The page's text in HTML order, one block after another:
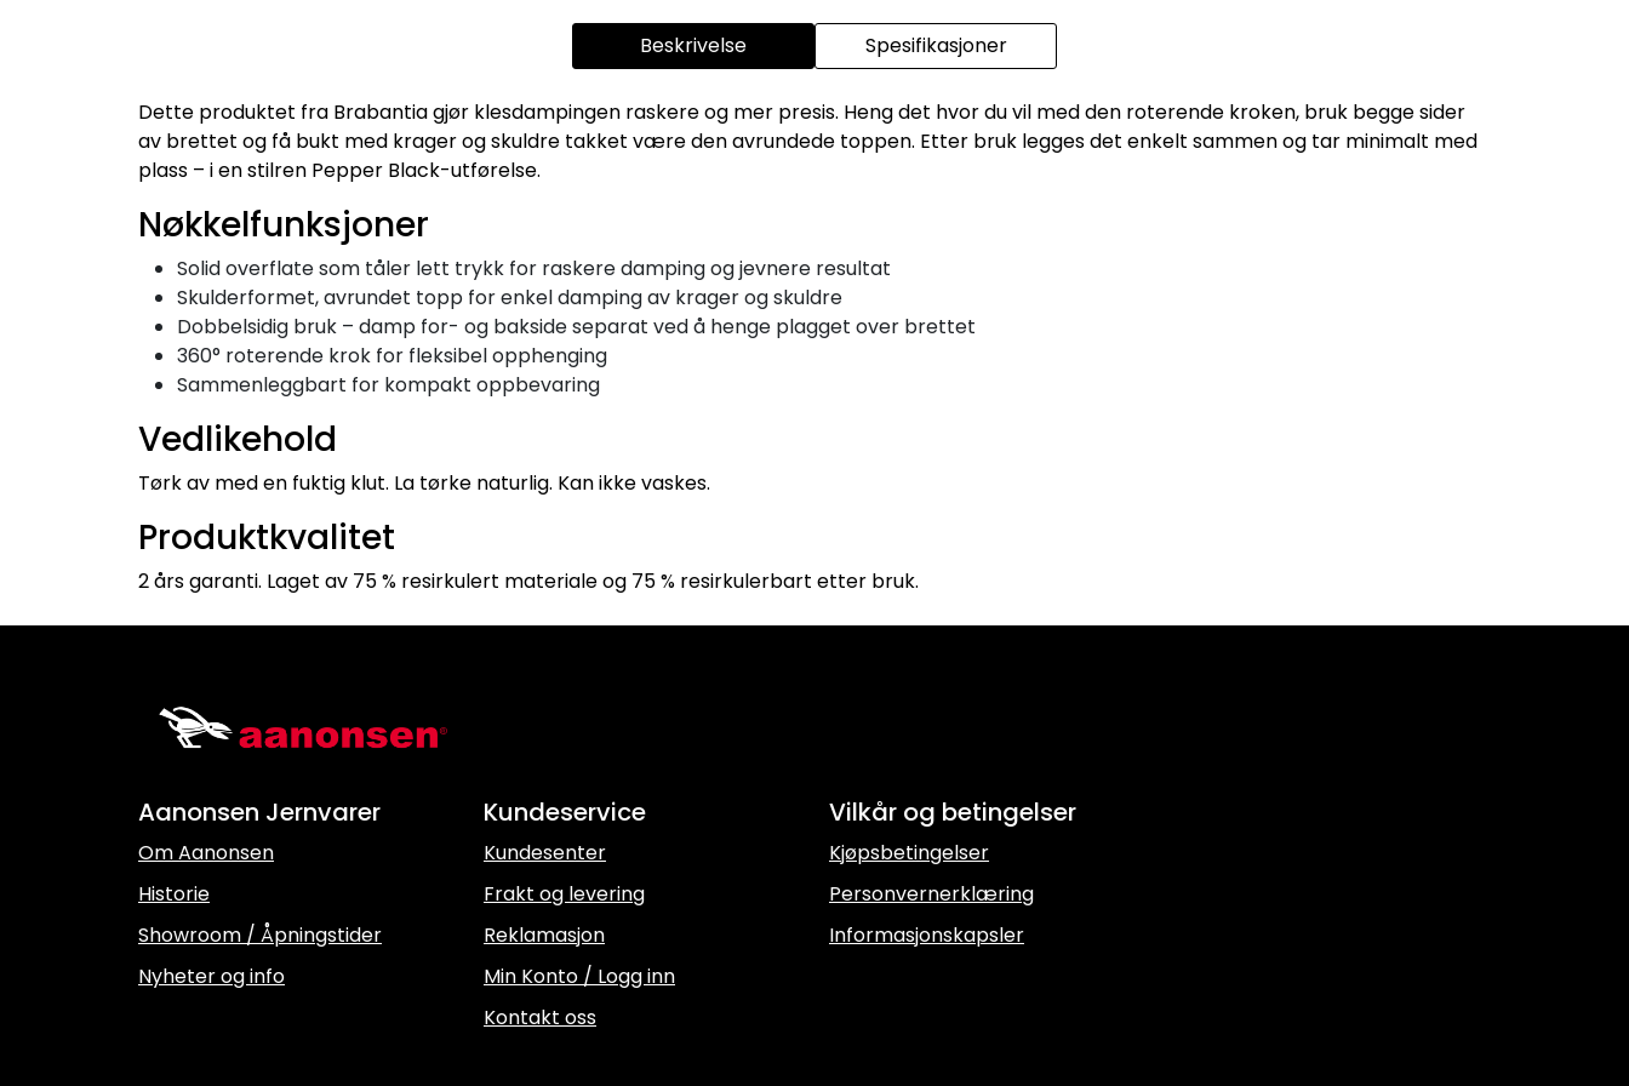
Beskrivelse Spesifikasjoner
Dette produktet fra Brabantia gjør klesdampingen raskere og mer presis. Heng det hvor du vil med den roterende kroken, bruk begge sider
av brettet og få bukt med krager og skuldre takket være den avrundede toppen. Etter bruk legges det enkelt sammen og tar minimalt med
plass – i en stilren Pepper Black-utførelse.
Nøkkelfunksjoner
Solid overflate som tåler lett trykk for raskere damping og jevnere resultat
Skulderformet, avrundet topp for enkel damping av krager og skuldre
Dobbelsidig bruk – damp for- og bakside separat ved å henge plagget over brettet
360° roterende krok for fleksibel opphenging
Sammenleggbart for kompakt oppbevaring
Vedlikehold
Tørk av med en fuktig klut. La tørke naturlig. Kan ikke vaskes.
Produktkvalitet
2 års garanti. Laget av 75 % resirkulert materiale og 75 % resirkulerbart etter bruk.
Aanonsen Jernvarer
Om Aanonsen
Historie
Showroom / Åpningstider
Nyheter og info
Kundeservice
Kundesenter
Frakt og levering
Reklamasjon
Min Konto / Logg inn
Kontakt oss
Vilkår og betingelser
Kjøpsbetingelser
Personvernerklæring
Informasjonskapsler